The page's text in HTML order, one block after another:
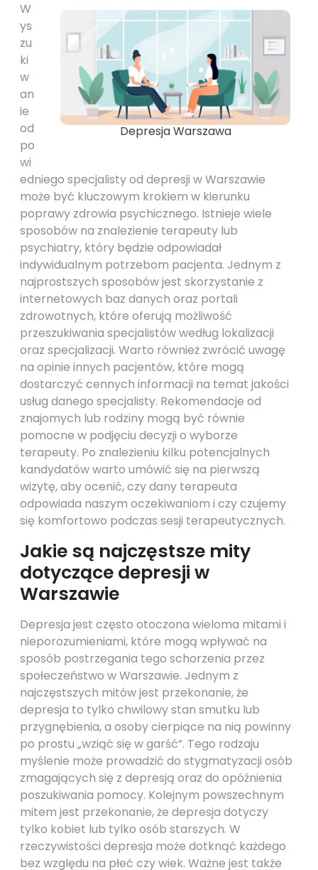
Depresja Warszawa
W
ys
zu
ki
w
an
ie
od
po
wi
edniego specjalisty od depresji w Warszawie
może być kluczowym krokiem w kierunku
poprawy zdrowia psychicznego. Istnieje wiele
sposobów na znalezienie terapeuty lub
psychiatry, który będzie odpowiadał
indywidualnym potrzebom pacjenta. Jednym z
najprostszych sposobów jest skorzystanie z
internetowych baz danych oraz portali
zdrowotnych, które oferują możliwość
przeszukiwania specjalistów według lokalizacji
oraz specjalizacji. Warto również zwrócić uwagę
na opinie innych pacjentów, które mogą
dostarczyć cennych informacji na temat jakości
usług danego specjalisty. Rekomendacje od
znajomych lub rodziny mogą być równie
pomocne w podjęciu decyzji o wyborze
terapeuty. Po znalezieniu kilku potencjalnych
kandydatów warto umówić się na pierwszą
wizytę, aby ocenić, czy dany terapeuta
odpowiada naszym oczekiwaniom i czy czujemy
się komfortowo podczas sesji terapeutycznych.
Jakie są najczęstsze mity
dotyczące depresji w
Warszawie
Depresja jest często otoczona wieloma mitami i
nieporozumieniami, które mogą wpływać na
sposób postrzegania tego schorzenia przez
społeczeństwo w Warszawie. Jednym z
najczęstszych mitów jest przekonanie, że
depresja to tylko chwilowy stan smutku lub
przygnębienia, a osoby cierpiące na nią powinny
po prostu „wziąć się w garść”. Tego rodzaju
myślenie może prowadzić do stygmatyzacji osób
zmagających się z depresją oraz do opóźnienia
poszukiwania pomocy. Kolejnym powszechnym
mitem jest przekonanie, że depresja dotyczy
tylko kobiet lub tylko osób starszych. W
rzeczywistości depresja może dotknąć każdego
bez względu na płeć czy wiek. Ważne jest także